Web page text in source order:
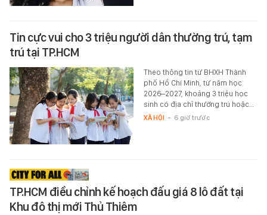
Tin cực vui cho 3 triệu người dân thường trú, tạm
trú tại TP.HCM
Theo thông tin từ BHXH Thành
phố Hồ Chí Minh, từ năm học
2026–2027, khoảng 3 triệu học
sinh có địa chỉ thường trú hoặc…
XÃ HỘI - 6 giờ trước
TP.HCM điều chỉnh kế hoạch đấu giá 8 lô đất tại
Khu đô thị mới Thủ Thiêm